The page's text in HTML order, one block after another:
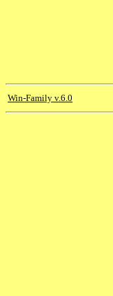
Win-Family v.6.0